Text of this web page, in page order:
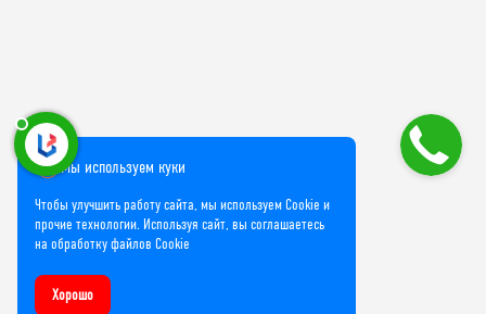
Мы используем куки
Чтобы улучшить работу сайта, мы используем Cookie и
прочие технологии. Используя сайт, вы соглашаетесь
на обработку файлов Cookie
Хорошо